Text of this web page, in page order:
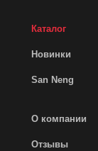
Каталог
Новинки
San Neng
О компании
Отзывы